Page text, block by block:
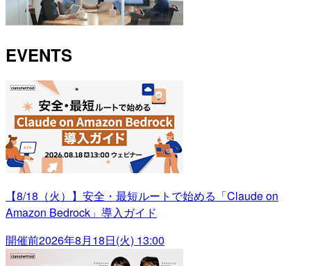
EVENTS
【8/18（火）】安全・最短ルートで始める「Claude on
Amazon Bedrock」導入ガイド
開催前2026年8月18日(火) 13:00